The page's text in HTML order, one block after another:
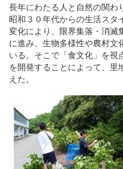
長年にわたる人と自然の関わ
昭和３０年代からの生活スタ
変化により、限界集落・消滅
に進み、生物多様性や農村文
いる。そこで「食文化」を視
を開発することによって、
えた。